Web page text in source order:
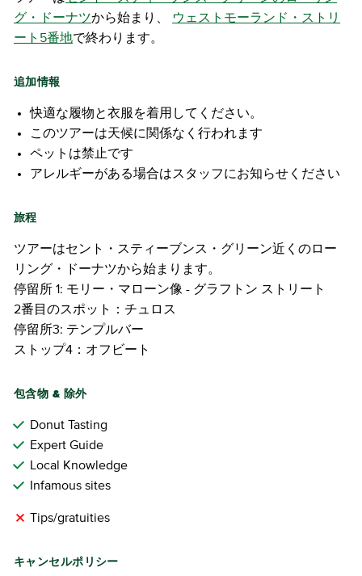
グ・ドーナツから始まり、
ウェストモーランド・ストリ
ート5番地で終わります。
追加情報
快適な履物と衣服を着用してください。
このツアーは天候に関係なく行われます
ペットは禁止です
アレルギーがある場合はスタッフにお知らせください
旅程
ツアーはセント・スティーブンス・グリーン近くのロー
リング・ドーナツから始まります。
停留所 1: モリー・マローン像 - グラフトン ストリート
2番目のスポット：チュロス
停留所3: テンプルバー
ストップ4：オフビート
包含物 & 除外
Donut Tasting
Expert Guide
Local Knowledge
Infamous sites
Tips/gratuities
キャンセルポリシー